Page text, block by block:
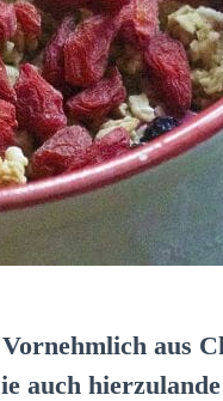
aus
auch